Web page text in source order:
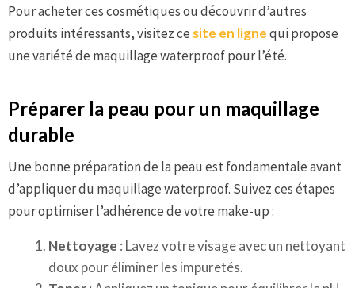
Pour acheter ces cosmétiques ou découvrir d’autres
produits intéressants, visitez ce site en lignequi propose
une variété de maquillage waterproof pour l’été.
Préparer la peau pour un maquillage
durable
Une bonne préparation de la peau est fondamentale avant
d’appliquer du maquillage waterproof. Suivez ces étapes
pour optimiser l’adhérence de votre make-up :
Nettoyage : Lavez votre visage avec un nettoyant
doux pour éliminer les impuretés.